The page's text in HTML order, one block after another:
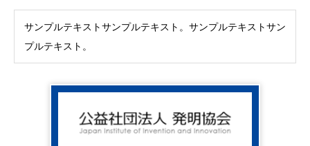
サンプルテキストサンプルテキスト。サンプルテキストサン
プルテキスト。